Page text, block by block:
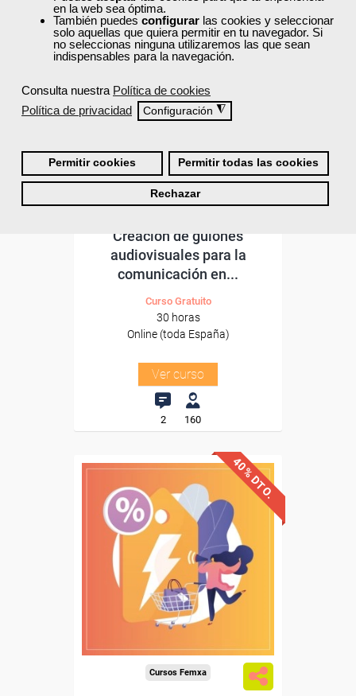
en la web sea óptima.
También puedes configurar las cookies y seleccionar
solo aquellas que quiera permitir en tu navegador. Si
no seleccionas ninguna utilizaremos las que sean
indispensables para la navegación.
Consulta nuestra Política de cookies
Política de privacidad
Configuración ◮
Permitir cookies Permitir todas las cookies
Rechazar
ONLINE
Formación 100%
subvencionada.
Para desempleados,
trabajadores y autónomos.
y Artes Gráficas.
Cursos Femxa
Creación de guiones
audiovisuales para la
comunicación en...
Curso Gratuito
30 horas
Online (toda España)
Ver curso
2 160
40% DTO.
Descuentos especiales
Sin requisitos de acceso
Diploma
Compra segura
Cursos Femxa